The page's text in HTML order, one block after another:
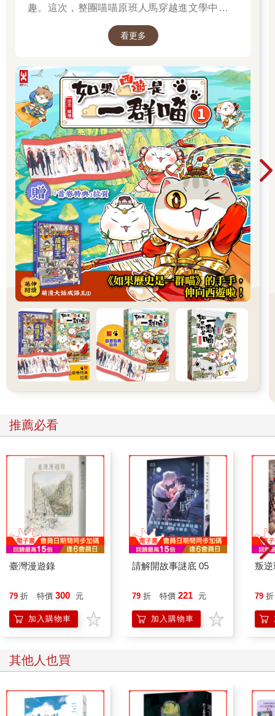
「埃莫斯、黑梅特洛斯，我的、我們的。」
「索斯、西梅特洛斯，你的、你們的。」
站在講台上的男人，看起來大約是三十五歲至四十歲之間。他的
緒的淡淡微笑。他身上的深栗色燈心絨外套肘部有淺褐色皮革補
丁，略短的袖長露出一截手腕。女人默默抬頭望著他左眼眶到嘴
角間那道隱約細長的曲線疤痕，記得第一堂課看到時，她曾覺得
那道疤就像張古地圖，標示著從前淚水流經的路徑。
透過淡綠色的厚重鏡片，男人的眼睛凝視著女人緊閉的唇。他嘴
角的微笑消失，撇過僵硬的臉，在黑板上快速寫下簡短的希臘語
句，還來不及標重音，粉筆就斷成兩截掉下去。
去年晚春，女人用沾滿粉筆灰的手撐著黑板站著，過了一分多
鐘，她卻始終找不著下一個該說的字，學生開始騷動。她瞪大眼
睛，沒看向學生、天花板或窗外，而是凝視著正前方的虛空。
「老師，妳還好嗎？」
坐在最前排的女學生問。女學生頂著一頭捲髮，眼神有點可愛。
女人試圖擠出笑容，然而她也只是眼皮稍微抽了一下而已。她緊
閉顫抖的唇，在舌頭與喉嚨的更深處喃喃自語。
又來了。
四十多名學生相互對視，「怎麼了？」「為什麼這樣？」低聲的
疑問在桌間蔓延開來。她唯一能做的只有冷靜地走出教室而已。
她竭盡全力做到了，而在踏入走廊的瞬間，那些隱密的低語聲突
然像調高音量般喧嘩了起來，吞噬掉她踏在石造走廊上響起的皮
鞋聲。
她自大學畢業那年起，就在出版社與外包的編輯企劃公司工作了
的詩集，一共出了三本，並投稿給雙週出刊的書評雜誌，就這麼
持續了數年。最近，她又成為某個尚未定名的文化雜誌創刊成
員，每週三下午都要參加企劃會議。
但是那件事又發生了，於是她停止了所有工作。
這一切沒有任何原因或前兆。
當然，她的確在半年前喪母，幾年前離了婚，在經歷三次訴訟
後，最終失去九歲兒子的監護權，而孩子已在前夫家生活五個多
月了。送走孩子後，她因為失眠每週都去看一次心理師，年過半
百的心理師無法理解她為何否認如此明顯的原因。
不是。
那是最後一次的諮商，筆談式的心理治療既耗時又容易產生誤
會。心理師想介紹其他專門處理語言問題的心理師，她鄭重拒絕
了這項提議，主要是她的經濟狀況已無法負擔高昂的治療費了。
母親接受抗癌治療的最後一年，時不時提醒她，小時候的她算是
在語言方面或許真是如此。四歲時她自己學會了韓文字，當時的
她還沒有子音與母音的概念，而是直接把所有字的整個字形背起
趣。這次，整團喵喵原班人馬穿越進文學中，開
看更多
推薦必看
臺灣漫遊錄
79 折 特價 300 元
加入購物車
請解開故事謎底 05
79 折 特價 221 元
加入購物車
叛逆
79 折
其他人也買